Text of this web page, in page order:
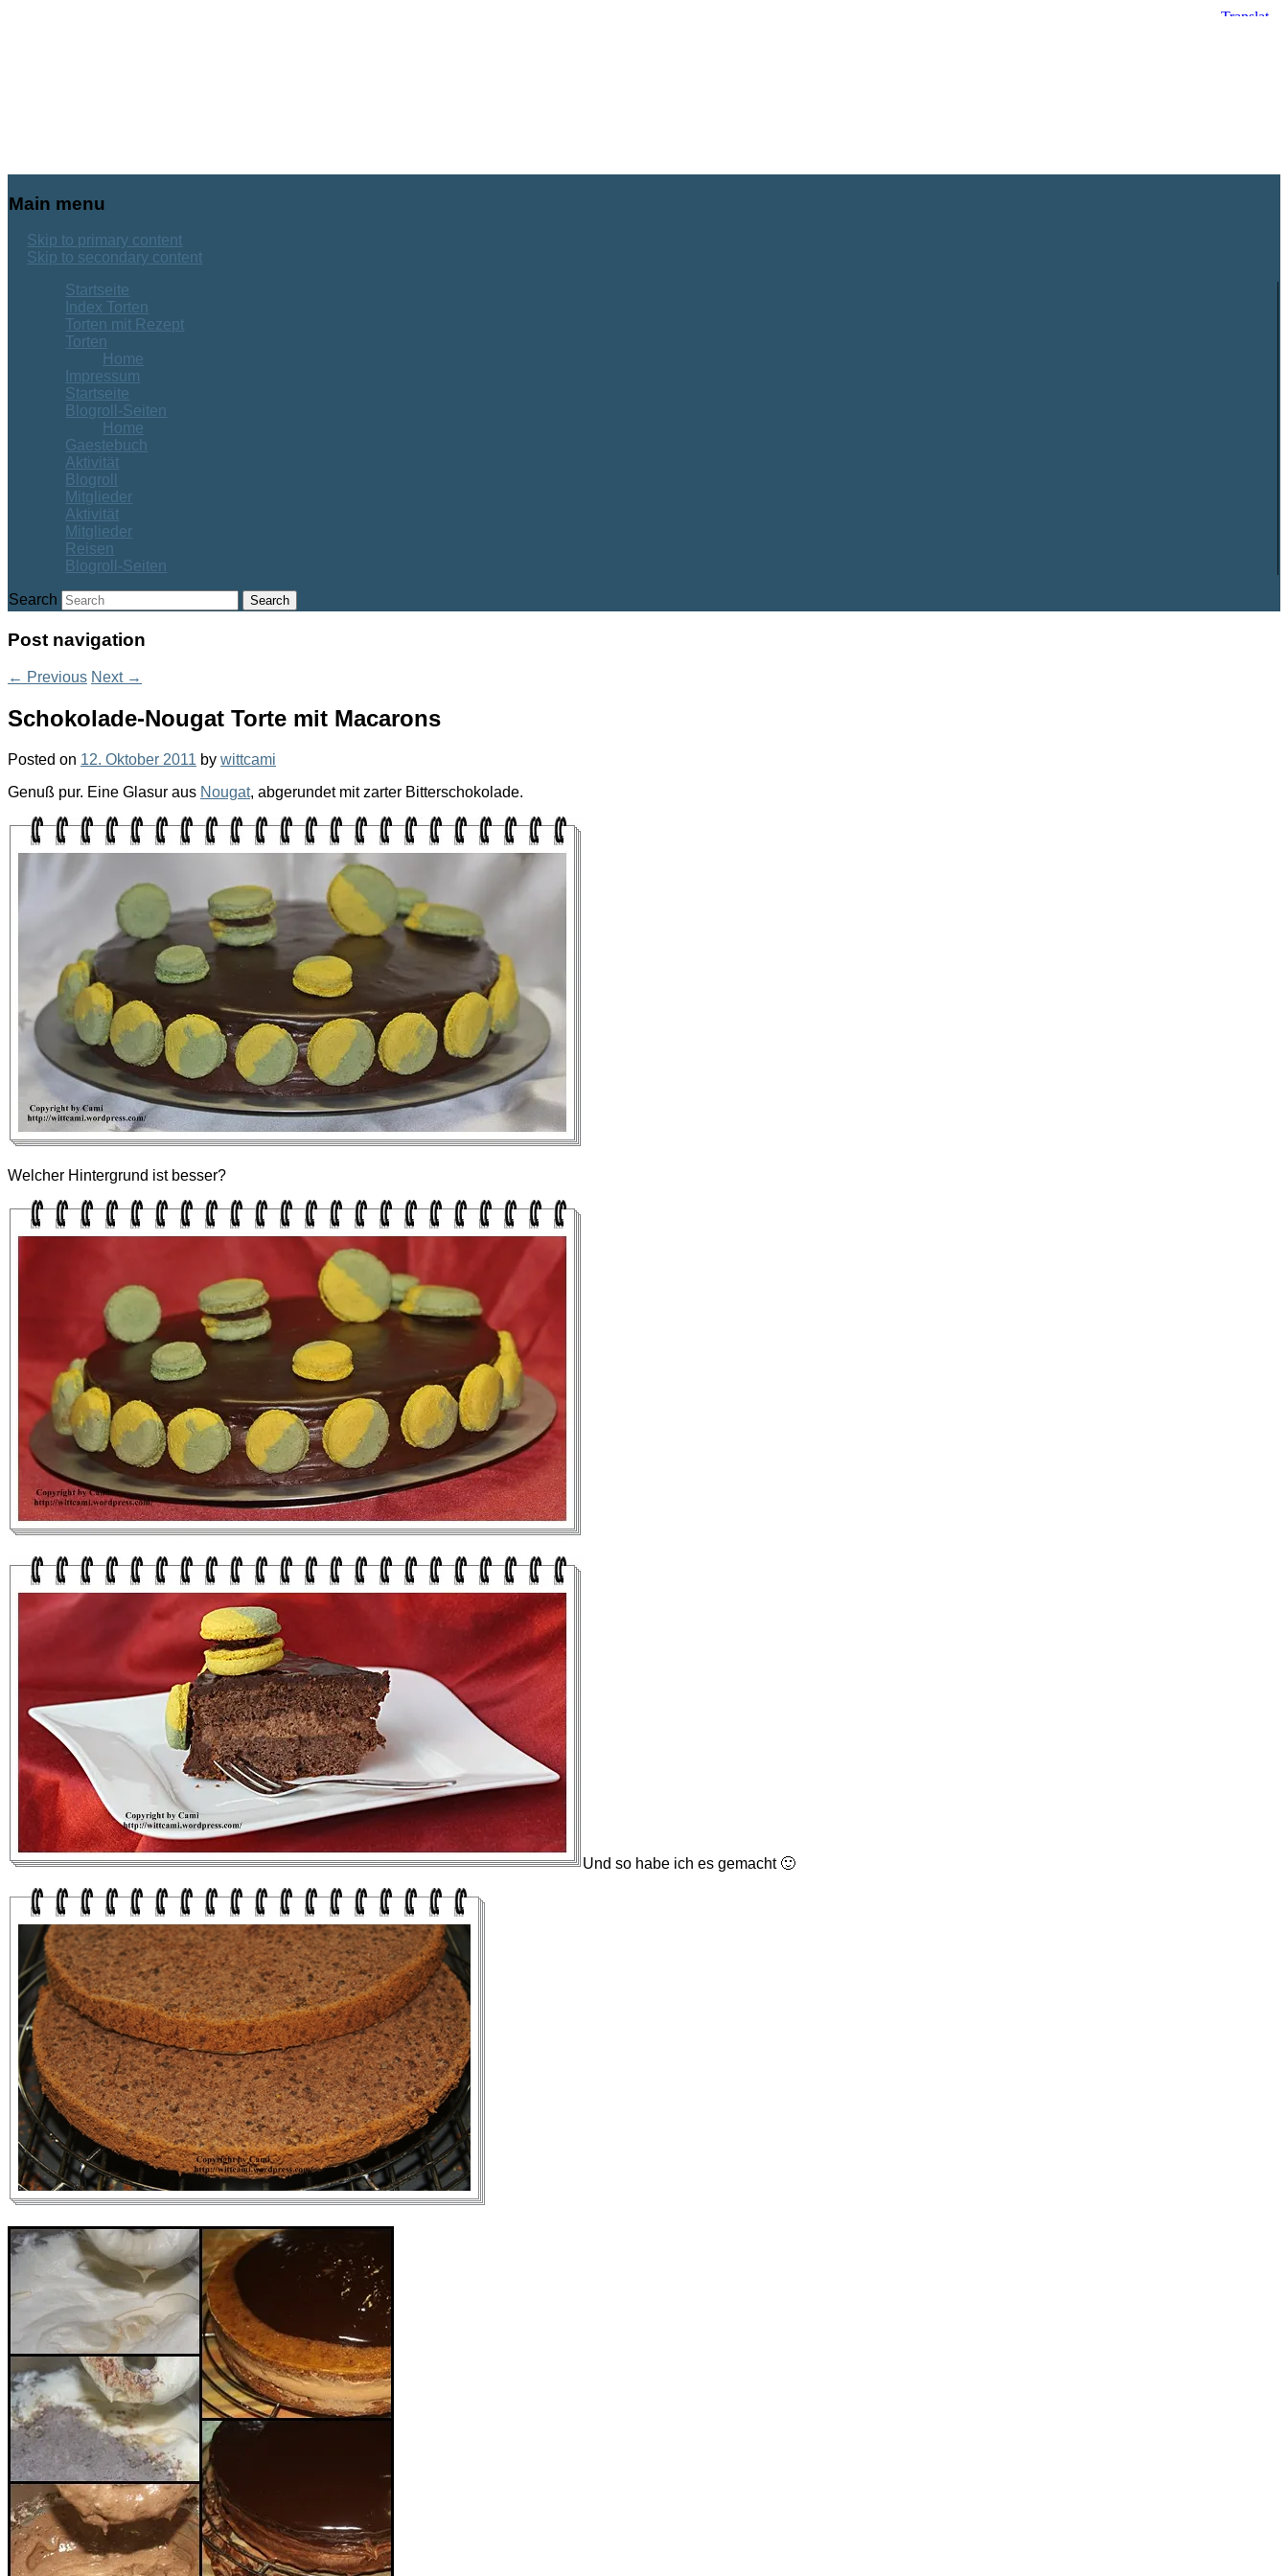
Main menu
Skip to primary content
Skip to secondary content
Startseite
Index Torten
Torten mit Rezept
Torten
Home
Impressum
Startseite
Blogroll-Seiten
Home
Gaestebuch
Aktivität
Blogroll
Mitglieder
Aktivität
Mitglieder
Reisen
Blogroll-Seiten
Search
Post navigation
← Previous Next →
Schokolade-Nougat Torte mit Macarons
Posted on 12. Oktober 2011 by wittcami
Genuß pur. Eine Glasur aus Nougat, abgerundet mit zarter Bitterschokolade.
Welcher Hintergrund ist besser?
Und so habe ich es gemacht 🙂